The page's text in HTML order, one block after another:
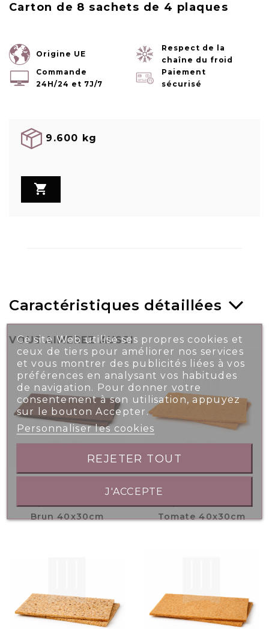
Carton de 8 sachets de 4 plaques
Origine UE
Respect de la
chaîne du froid
Commande
24H/24 et 7J/7
Paiement
sécurisé
9.600 kg

Caractéristiques détaillées
VOUS AIMEREZ AUSSI
Brun 40x30cm
Tomate 40x30cm
Ce site Web utilise ses propres cookies et
ceux de tiers pour améliorer nos services
et vous montrer des publicités liées à vos
préférences en analysant vos habitudes
de navigation. Pour donner votre
consentement à son utilisation, appuyez
sur le bouton Accepter.
Personnaliser les cookies
REJETER TOUT
J'ACCEPTE